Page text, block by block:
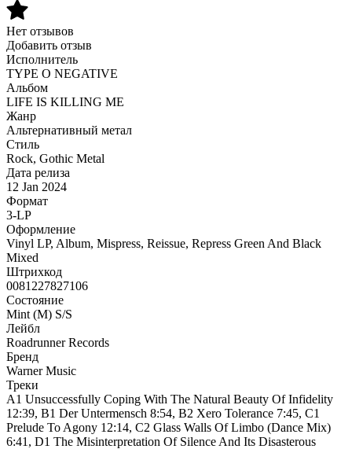
Нет отзывов
Добавить отзыв
Исполнитель
TYPE O NEGATIVE
Альбом
LIFE IS KILLING ME
Жанр
Альтернативный метал
Стиль
Rock, Gothic Metal
Дата релиза
12 Jan 2024
Формат
3-LP
Оформление
Vinyl LP, Album, Mispress, Reissue, Repress Green And Black
Mixed
Штрихкод
0081227827106
Состояние
Mint (M) S/S
Лейбл
Roadrunner Records
Бренд
Warner Music
Треки
A1 Unsuccessfully Coping With The Natural Beauty Of Infidelity
12:39, B1 Der Untermensch 8:54, B2 Xero Tolerance 7:45, C1
Prelude To Agony 12:14, C2 Glass Walls Of Limbo (Dance Mix)
6:41, D1 The Misinterpretation Of Silence And Its Disasterous